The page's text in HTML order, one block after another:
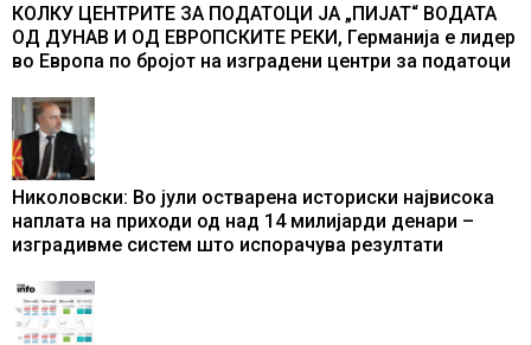
КОЛКУ ЦЕНТРИТЕ ЗА ПОДАТОЦИ ЈА „ПИЈАТ“ ВОДАТА
ОД ДУНАВ И ОД ЕВРОПСКИТЕ РЕКИ, Германија е лидер
во Европа по бројот на изградени центри за податоци
Николовски: Во јули остварена историски највисока
наплата на приходи од над 14 милијарди денари –
изградивме систем што испорачува резултати